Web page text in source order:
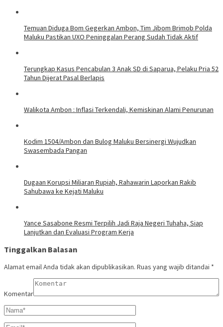
Temuan Diduga Bom Gegerkan Ambon, Tim Jibom Brimob Polda
Maluku Pastikan UXO Peninggalan Perang Sudah Tidak Aktif
Terungkap Kasus Pencabulan 3 Anak SD di Saparua, Pelaku Pria 52
Tahun Dijerat Pasal Berlapis
Walikota Ambon : Inflasi Terkendali, Kemiskinan Alami Penurunan
Kodim 1504/Ambon dan Bulog Maluku Bersinergi Wujudkan
Swasembada Pangan
Dugaan Korupsi Miliaran Rupiah, Rahawarin Laporkan Rakib
Sahubawa ke Kejati Maluku
Yance Sasabone Resmi Terpilih Jadi Raja Negeri Tuhaha, Siap
Lanjutkan dan Evaluasi Program Kerja
Tinggalkan Balasan
Alamat email Anda tidak akan dipublikasikan. Ruas yang wajib ditandai *
Komentar